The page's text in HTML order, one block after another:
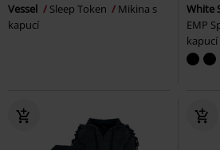
Vessel Sleep Token
Mikina s
kapucí
White
EMP
kapucí